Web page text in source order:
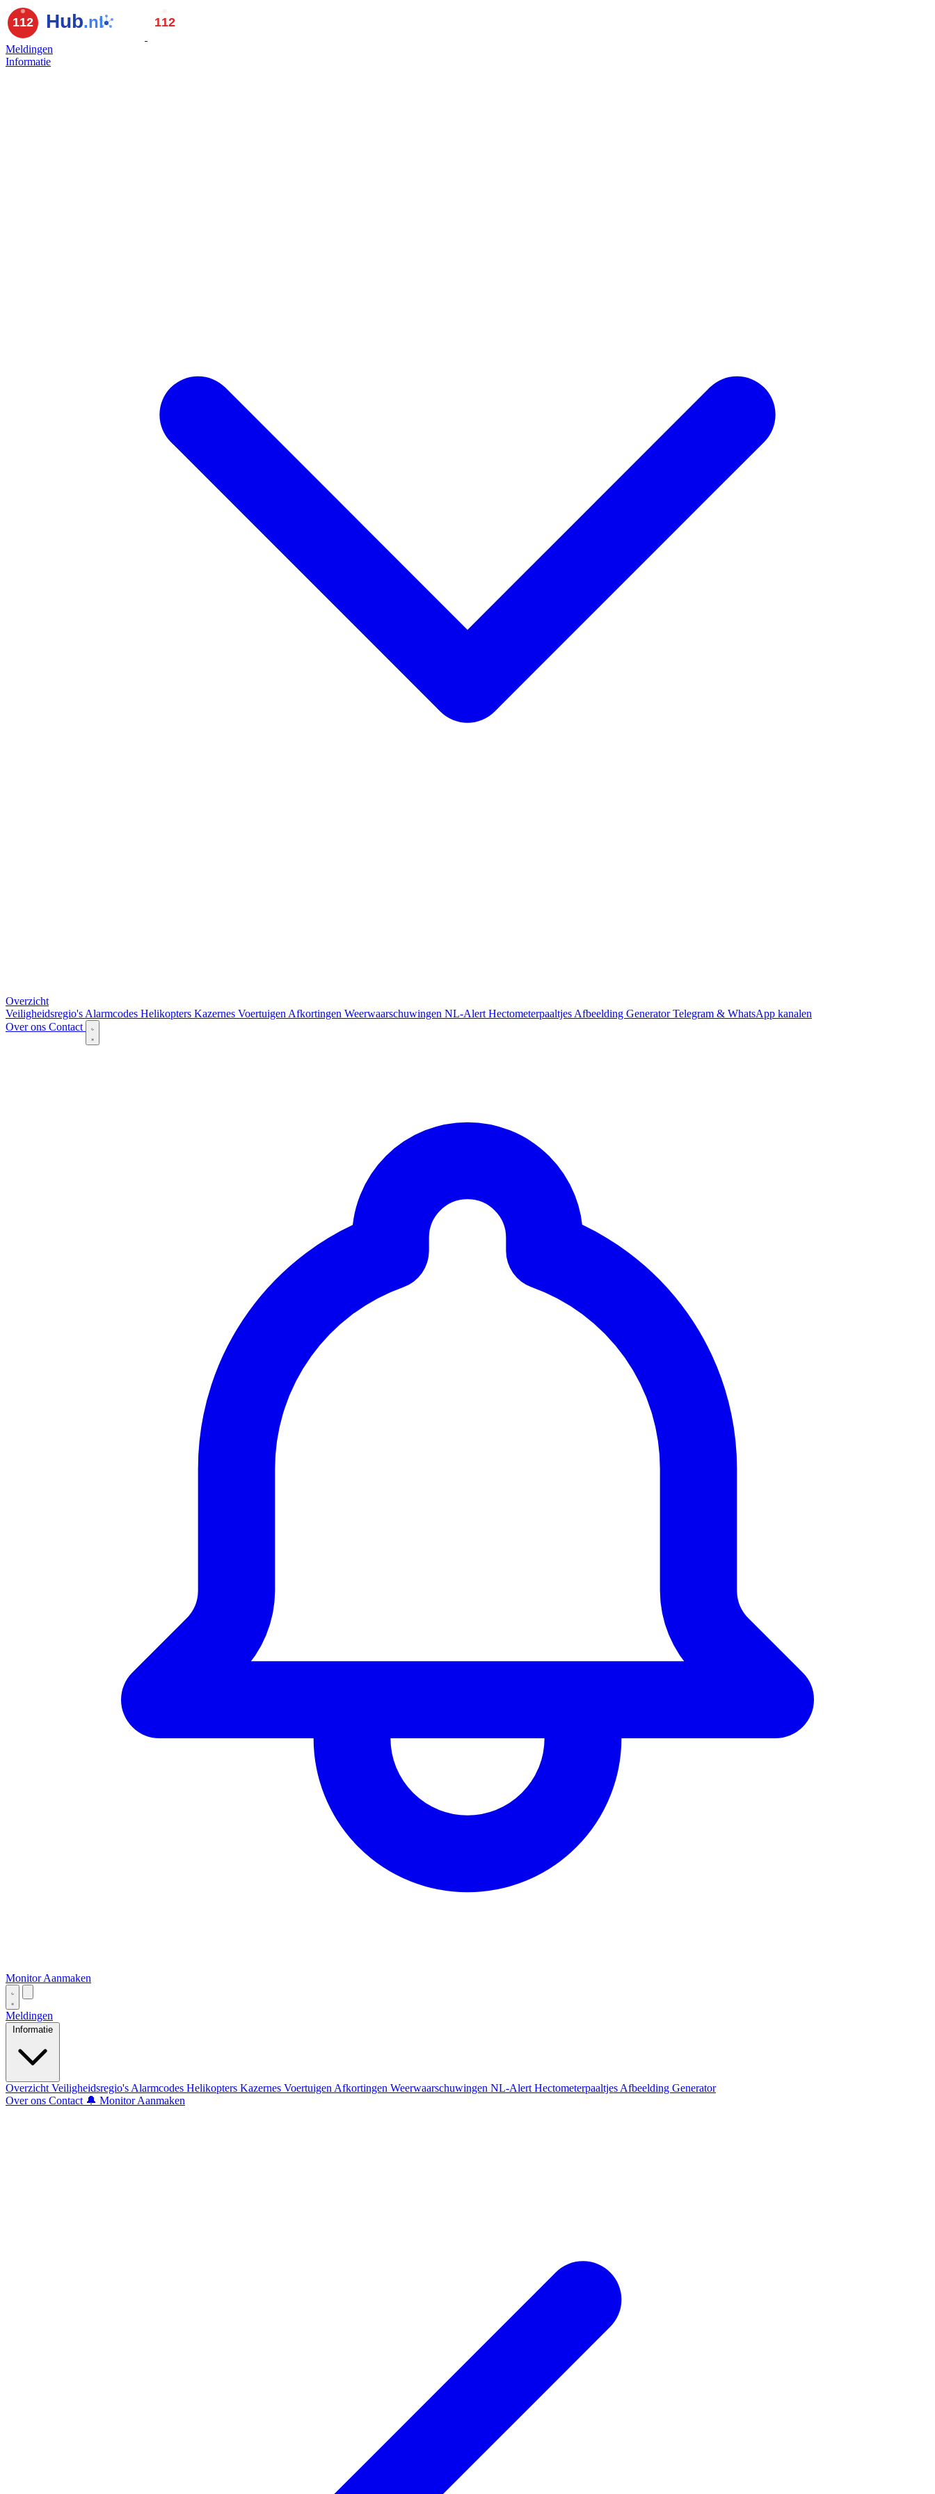
Meldingen
Informatie
Overzicht
Veiligheidsregio's Alarmcodes Helikopters Kazernes Voertuigen Afkortingen Weerwaarschuwingen NL-Alert Hectometerpaaltjes Afbeelding GeneratorTelegram & WhatsApp kanalen
Over ons Contact
Monitor Aanmaken
Meldingen
Informatie
Overzicht Veiligheidsregio's Alarmcodes Helikopters Kazernes Voertuigen Afkortingen Weerwaarschuwingen NL-Alert Hectometerpaaltjes Afbeelding Generator
Over ons Contact 🔔 Monitor Aanmaken